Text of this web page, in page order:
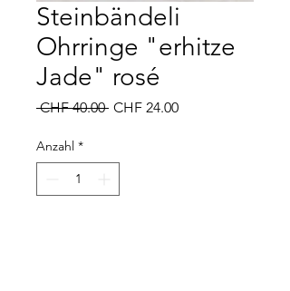
Steinbändeli
Ohrringe "erhitze
Jade" rosé
CHF 40.00 Standardpreis
CHF 24.00Sale-
Anzahl *